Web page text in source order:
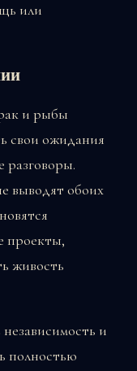
или
и рыбы
свои ожидания
разговоры.
выводят обоих
проекты,
живость
и
полностью